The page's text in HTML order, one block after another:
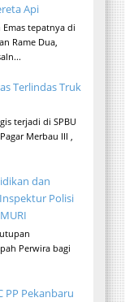
Api
Emas tepatnya di
Rame Dua,
Terlindas Truk
terjadi di SPBU
Merbau III ,
dan
Polisi
Perwira bagi
PP Pekanbaru